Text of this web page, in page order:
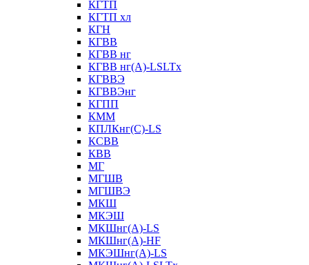
КГТП
КГТП хл
КГН
КГВВ
КГВВ нг
КГВВ нг(А)-LSLTx
КГВВЭ
КГВВЭнг
КГПП
КММ
КПЛКнг(C)-LS
КСВВ
КВВ
МГ
МГШВ
МГШВЭ
МКШ
МКЭШ
МКШнг(А)-LS
МКШнг(А)-HF
МКЭШнг(А)-LS